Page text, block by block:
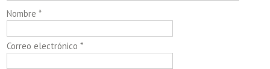
Nombre*
Correo electrónico*